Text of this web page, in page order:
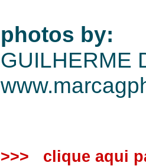
photos by:
GUILHERME
>>> clique aqui